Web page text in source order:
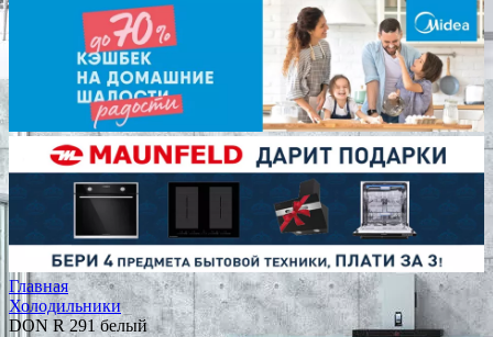
Главная
Холодильники
DON R 291 белый